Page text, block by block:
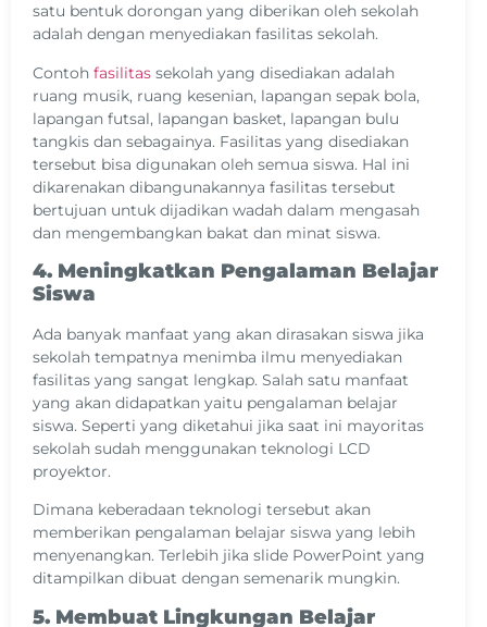
satu bentuk dorongan yang diberikan oleh sekolah
adalah dengan menyediakan fasilitas sekolah.
Contoh fasilitas sekolah yang disediakan adalah
ruang musik, ruang kesenian, lapangan sepak bola,
lapangan futsal, lapangan basket, lapangan bulu
tangkis dan sebagainya. Fasilitas yang disediakan
tersebut bisa digunakan oleh semua siswa. Hal ini
dikarenakan dibangunakannya fasilitas tersebut
bertujuan untuk dijadikan wadah dalam mengasah
dan mengembangkan bakat dan minat siswa.
4. Meningkatkan Pengalaman Belajar
Siswa
Ada banyak manfaat yang akan dirasakan siswa jika
sekolah tempatnya menimba ilmu menyediakan
fasilitas yang sangat lengkap. Salah satu manfaat
yang akan didapatkan yaitu pengalaman belajar
siswa. Seperti yang diketahui jika saat ini mayoritas
sekolah sudah menggunakan teknologi LCD
proyektor.
Dimana keberadaan teknologi tersebut akan
memberikan pengalaman belajar siswa yang lebih
menyenangkan. Terlebih jika slide PowerPoint yang
ditampilkan dibuat dengan semenarik mungkin.
5. Membuat Lingkungan Belajar